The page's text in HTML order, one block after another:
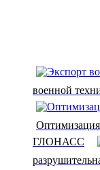
военной
ГЛОНАСС